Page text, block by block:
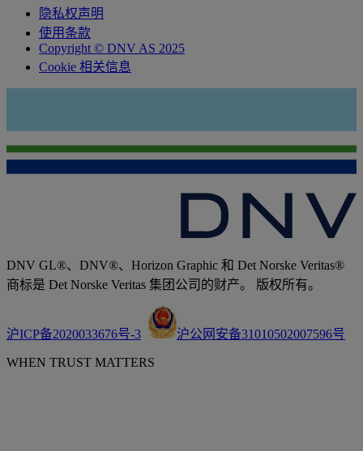
隐私权声明
使用条款
Copyright © DNV AS 2025
Cookie 相关信息
DNV GL®、DNV®、Horizon Graphic 和 Det Norske Veritas®
商标是 Det Norske Veritas 集团公司的财产。 版权所有。
沪ICP备2020033676号-3 沪公网安备31010502007596号
WHEN TRUST MATTERS